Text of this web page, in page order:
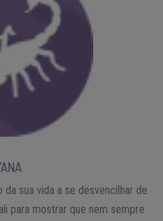
sua vida a se desvencilhar de
para mostrar que nem sempre